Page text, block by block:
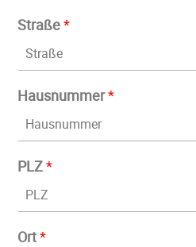
Straße*
Hausnummer*
PLZ*
Ort*